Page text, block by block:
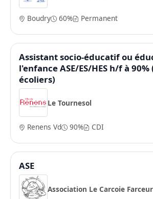
Boudry 60% Permanent
Assistant socio-éducatif ou
l'enfance ASE/ES/HES h/f à
écoliers)
Le Tournesol
Renens Vd 90% CDI
ASE
Association Le Carcoie Farceur